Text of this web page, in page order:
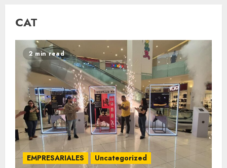
CAT
2 min read
EMPRESARIALES Uncategorized